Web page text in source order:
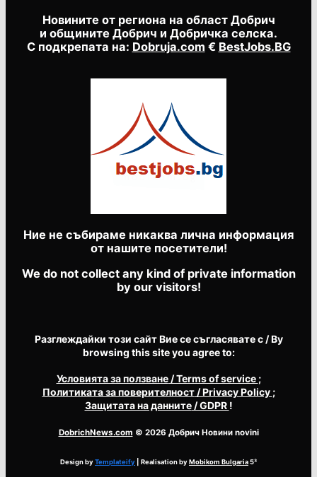
Новините от региона на област Добрич
и общините Добрич и Добричка селска.
С подкрепата на: Dobruja.com € BestJobs.BG
Ние не събираме никаква лична информация
от нашите посетители!
We do not collect any kind of private information
by our visitors!
Разглеждайки този сайт Вие се съгласявате с / By
browsing this site you agree to:
Условията за ползване/ Terms of service ;
Политиката за поверителност/ Privacy Policy ;
Защитата на данните/ GDPR !
DobrichNews.com © 2026 Добрич Новини novini
Design byTemplateify | Realisation byMobikom Bulgaria5³